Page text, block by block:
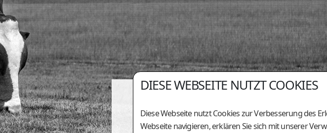
DIESE WEBSEITE NUTZT COOKIES
Diese Webseite nutzt Cookies zur Verbesserung des
Webseite navigieren, erklären Sie sich mit unserer
HAUPTSITZ
A-3254